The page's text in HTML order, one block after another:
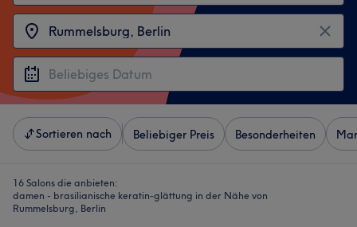
Sortieren nach Beliebiger Preis Besonderheiten
16 Salons die anbieten:
damen - brasilianische keratin-glättung in der Nähe von
Rummelsburg, Berlin